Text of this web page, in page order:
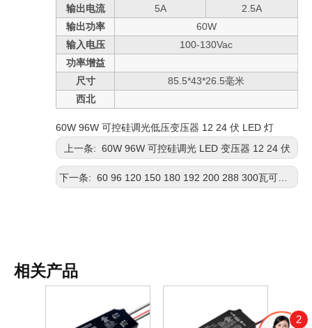
输出电流
5A
2.5A
输出功率
60W
输入电压
100-130Vac
功率增益
尺寸
85.5*43*26.5毫米
西北
60W 96W 可控硅调光低压变压器 12 24 伏 LED 灯
上一条: 60W 96W 可控硅调光 LED 变压器 12 24 伏
下一条: 60 96 120 150 180 192 200 288 300瓦可控硅调光户外低压变压器12V 24V DC
相关产品
2